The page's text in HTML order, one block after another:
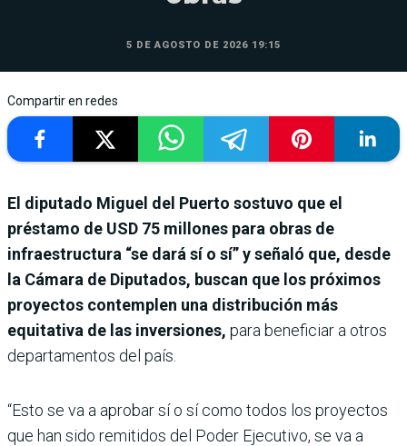
5 DE AGOSTO DE 2026 19:15
Compartir en redes
El diputado Miguel del Puerto sostuvo que el
préstamo de USD 75 millones para obras de
infraestructura “se dará sí o sí” y señaló que, desde
la Cámara de Diputados, buscan que los próximos
proyectos contemplen una distribución más
equitativa de las inversiones, para beneficiar a otros
departamentos del país.
“Esto se va a aprobar sí o sí como todos los proyectos
que han sido remitidos del Poder Ejecutivo, se va a